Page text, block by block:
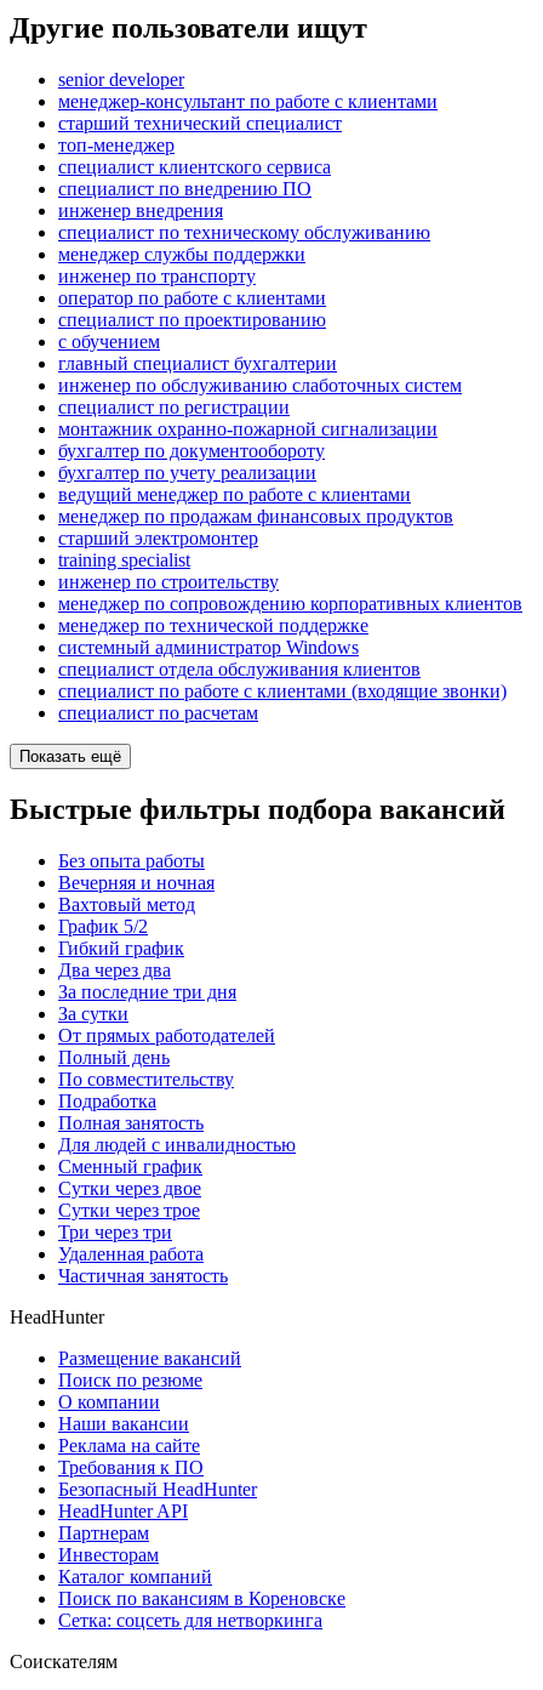
Другие пользователи ищут
senior developer
менеджер-консультант по работе с клиентами
старший технический специалист
топ-менеджер
специалист клиентского сервиса
специалист по внедрению ПО
инженер внедрения
специалист по техническому обслуживанию
менеджер службы поддержки
инженер по транспорту
оператор по работе с клиентами
специалист по проектированию
с обучением
главный специалист бухгалтерии
инженер по обслуживанию слаботочных систем
специалист по регистрации
монтажник охранно-пожарной сигнализации
бухгалтер по документообороту
бухгалтер по учету реализации
ведущий менеджер по работе с клиентами
менеджер по продажам финансовых продуктов
старший электромонтер
training specialist
инженер по строительству
менеджер по сопровождению корпоративных клиентов
менеджер по технической поддержке
системный администратор Windows
специалист отдела обслуживания клиентов
специалист по работе с клиентами (входящие звонки)
специалист по расчетам
Показать ещё
Быстрые фильтры подбора вакансий
Без опыта работы
Вечерняя и ночная
Вахтовый метод
График 5/2
Гибкий график
Два через два
За последние три дня
За сутки
От прямых работодателей
Полный день
По совместительству
Подработка
Полная занятость
Для людей с инвалидностью
Сменный график
Сутки через двое
Сутки через трое
Три через три
Удаленная работа
Частичная занятость
HeadHunter
Размещение вакансий
Поиск по резюме
О компании
Наши вакансии
Реклама на сайте
Требования к ПО
Безопасный HeadHunter
HeadHunter API
Партнерам
Инвесторам
Каталог компаний
Поиск по вакансиям в Кореновске
Сетка: соцсеть для нетворкинга
Соискателям